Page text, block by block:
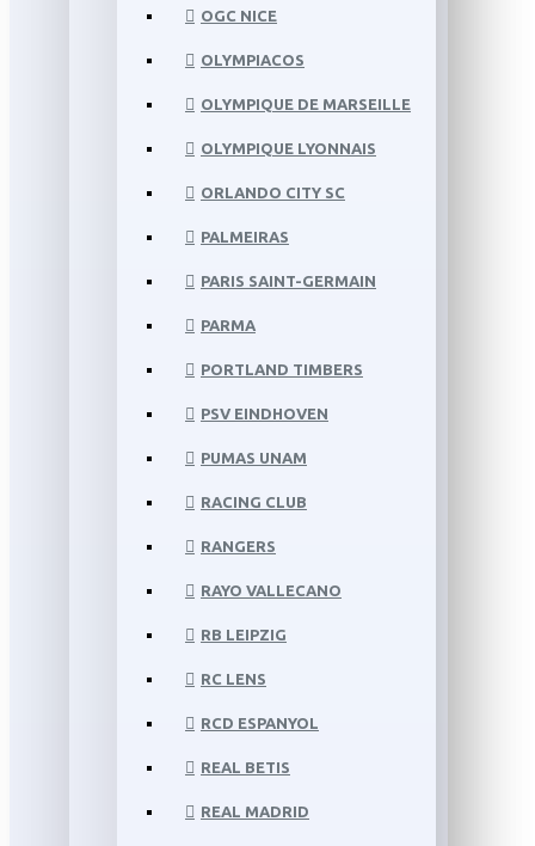
OGC NICE
OLYMPIACOS
OLYMPIQUE DE MARSEILLE
OLYMPIQUE LYONNAIS
ORLANDO CITY SC
PALMEIRAS
PARIS SAINT-GERMAIN
PARMA
PORTLAND TIMBERS
PSV EINDHOVEN
PUMAS UNAM
RACING CLUB
RANGERS
RAYO VALLECANO
RB LEIPZIG
RC LENS
RCD ESPANYOL
REAL BETIS
REAL MADRID